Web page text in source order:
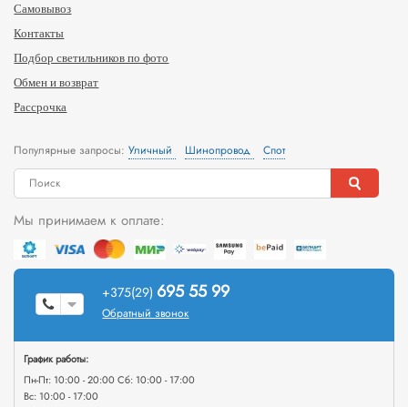
Самовывоз
Контакты
Подбор светильников по фото
Обмен и возврат
Рассрочка
Популярные запросы:Уличный Шинопровод Спот
Мы принимаем к оплате:
+375(29) 695 55 99
Обратный звонок
График работы:
Пн-Пт: 10:00 - 20:00 Сб: 10:00 - 17:00
Вс: 10:00 - 17:00